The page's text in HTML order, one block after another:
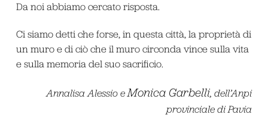
Da noi abbiamo cercato risposta.
Ci siamo detti che forse, in questa città, la proprietà di
un muro e di ciò che il muro circonda vince sulla vita
e sulla memoria del suo sacrificio.
Annalisa Alessio e Monica Garbelli, dell’Anpi
provinciale di Pavia